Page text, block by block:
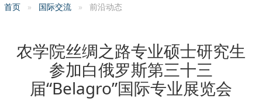
首页 国际交流 前沿动态
农学院丝绸之路专业硕士研究生
参加白俄罗斯第三十三
届“Belagro”国际专业展览会